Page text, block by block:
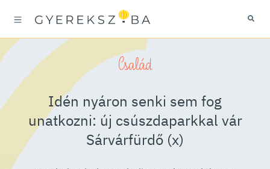
Család
Idén nyáron senki sem fog
unatkozni: új csúszdaparkkal vár
Sárvárfürdő (x)